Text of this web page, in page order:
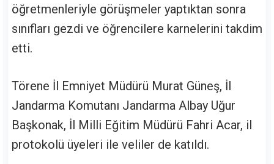
öğretmenleriyle görüşmeler yaptıktan sonra
sınıfları gezdi ve öğrencilere karnelerini takdim
etti.
Törene İl Emniyet Müdürü Murat Güneş, İl
Jandarma Komutanı Jandarma Albay Uğur
Başkonak, İl Milli Eğitim Müdürü Fahri Acar, il
protokolü üyeleri ile veliler de katıldı.